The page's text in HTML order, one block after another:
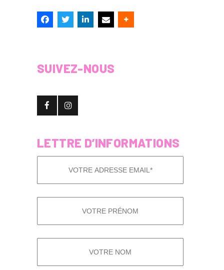
SUIVEZ-NOUS
LETTRE D’INFORMATIONS